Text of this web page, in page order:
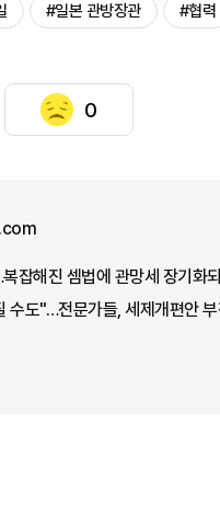
#일본 관방장관 #협력
0
해진 셈법에 관망세 장기화
수도"…전문가들, 세제개편안 부